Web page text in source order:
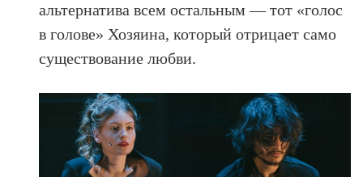
альтернатива всем остальным — тот «голос
в голове» Хозяина, который отрицает само
существование любви.